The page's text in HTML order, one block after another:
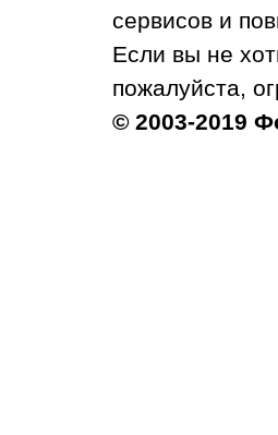
сервисов и
Если вы не
пожалуйста,
© 2003-2019